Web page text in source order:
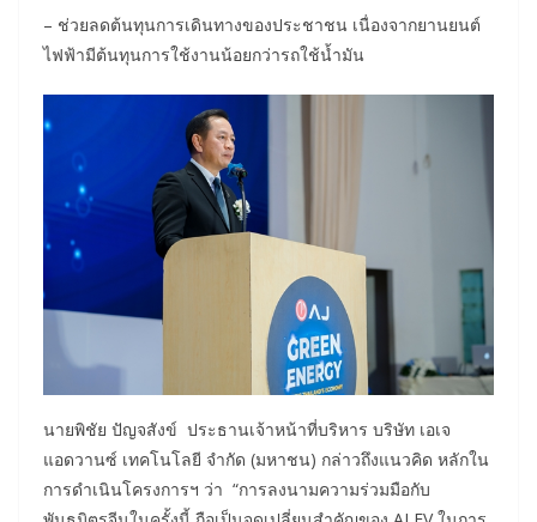
– ช่วยลดต้นทุนการเดินทางของประชาชน เนื่องจากยานยนต์
ไฟฟ้ามีต้นทุนการใช้งานน้อยกว่ารถใช้น้ำมัน
นายพิชัย ปัญจสังข์ ประธานเจ้าหน้าที่บริหาร บริษัท เอเจ
แอดวานซ์ เทคโนโลยี จำกัด (มหาชน) กล่าวถึงแนวคิด หลักใน
การดำเนินโครงการฯ ว่า “การลงนามความร่วมมือกับ